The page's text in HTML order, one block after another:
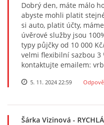
Dobrý den, máte málo
abyste mohli platit
si auto, platit účty,
úvěrové služby jsou
typy půjčky od 10 000
velmi flexibilní sazbou 3
kontaktujte emailem:
5. 11. 2024 22:59
Šárka Vizinová -